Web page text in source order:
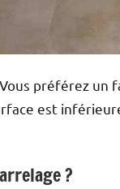
préférez un
est
?